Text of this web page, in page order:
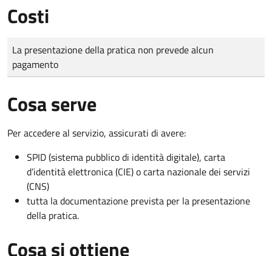
Costi
Tipo di pagamento
Importo
La presentazione della pratica non prevede alcun
pagamento
Cosa serve
Per accedere al servizio, assicurati di avere:
SPID (sistema pubblico di identità digitale), carta
d’identità elettronica (CIE) o carta nazionale dei servizi
(CNS)
tutta la documentazione prevista per la presentazione
della pratica.
Cosa si ottiene